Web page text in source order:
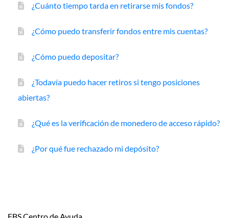
¿Cuánto tiempo tarda en retirarse mis fondos?
¿Cómo puedo transferir fondos entre mis cuentas?
¿Cómo puedo depositar?
¿Todavía puedo hacer retiros si tengo posiciones
abiertas?
¿Qué es la verificación de monedero de acceso rápido?
¿Por qué fue rechazado mi depósito?